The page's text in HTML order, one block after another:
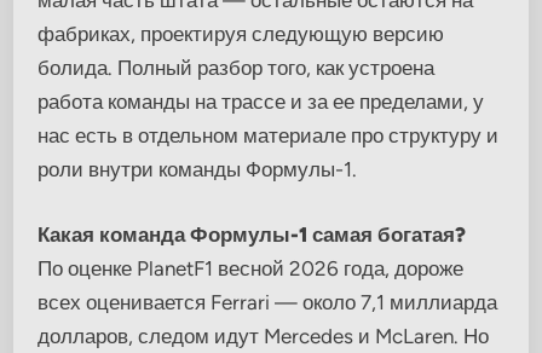
фабриках, проектируя следующую версию
болида. Полный разбор того, как устроена
работа команды на трассе и за ее пределами, у
нас есть в отдельном материале про структуру и
роли внутри команды Формулы-1.
Какая команда Формулы-1 самая богатая?
По оценке PlanetF1 весной 2026 года, дороже
всех оценивается Ferrari — около 7,1 миллиарда
долларов, следом идут Mercedes и McLaren. Но